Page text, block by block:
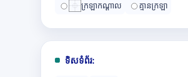
ក្រឡាកណ្ដាល
គ្មានក្រឡា
ទិសទំព័រ: